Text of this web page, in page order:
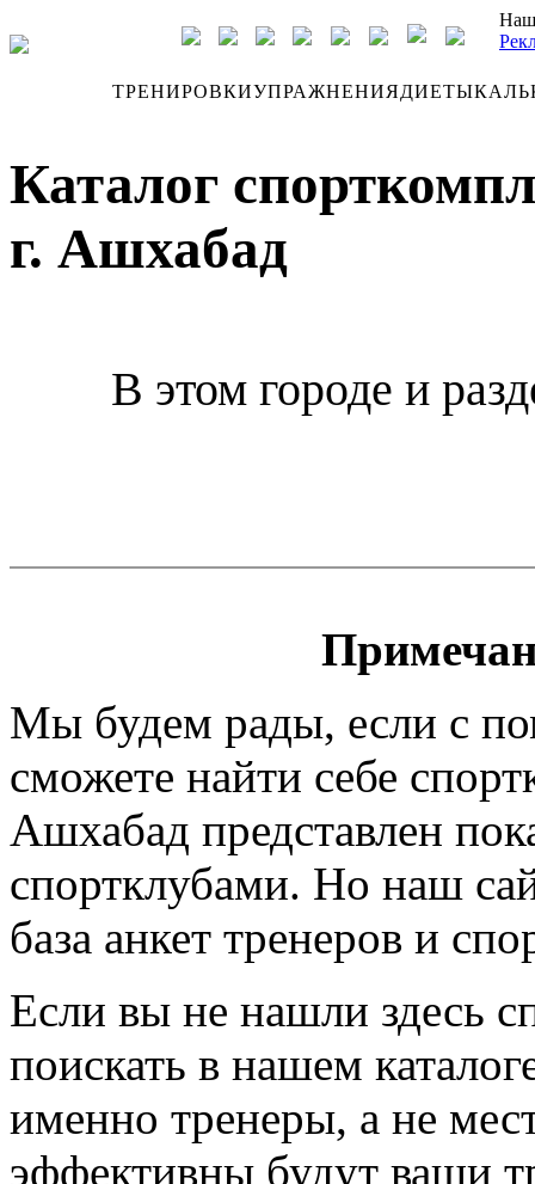
ТРЕНИРОВКИУПРАЖНЕНИЯДИЕТЫ
Каталог
г. Ашхабад
В этом городе и
Мы будем рады, если с
сможете найти себе
Ашхабад представлен
спортклубами. Но наш
база анкет тренеров и
Если вы не нашли здесь
поискать в нашем
именно тренеры, а не
эффективны будут ваши